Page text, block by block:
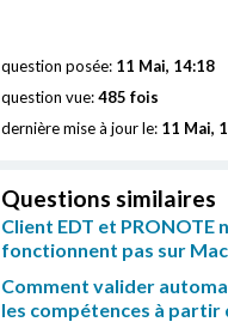
question posée: 11 Mai, 14:18
question vue:485 fois
dernière mise à jour le: 11 Mai,
Questions similaires
Client EDT et PRONOTE
fonctionnent pas sur Mac
Comment valider
les compétences à partir